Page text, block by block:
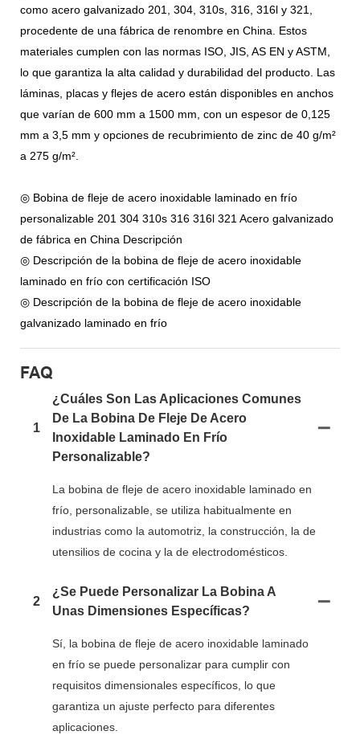
como acero galvanizado 201, 304, 310s, 316, 316l y 321,
procedente de una fábrica de renombre en China. Estos
materiales cumplen con las normas ISO, JIS, AS EN y ASTM,
lo que garantiza la alta calidad y durabilidad del producto. Las
láminas, placas y flejes de acero están disponibles en anchos
que varían de 600 mm a 1500 mm, con un espesor de 0,125
mm a 3,5 mm y opciones de recubrimiento de zinc de 40 g/m²
a 275 g/m².
◎ Bobina de fleje de acero inoxidable laminado en frío
personalizable 201 304 310s 316 316l 321 Acero galvanizado
de fábrica en China Descripción
◎ Descripción de la bobina de fleje de acero inoxidable
laminado en frío con certificación ISO
◎ Descripción de la bobina de fleje de acero inoxidable
galvanizado laminado en frío
FAQ
1
¿Cuáles Son Las Aplicaciones Comunes
De La Bobina De Fleje De Acero
Inoxidable Laminado En Frío
Personalizable?
La bobina de fleje de acero inoxidable laminado en
frío, personalizable, se utiliza habitualmente en
industrias como la automotriz, la construcción, la de
utensilios de cocina y la de electrodomésticos.
2
¿Se Puede Personalizar La Bobina A
Unas Dimensiones Específicas?
Sí, la bobina de fleje de acero inoxidable laminado
en frío se puede personalizar para cumplir con
requisitos dimensionales específicos, lo que
garantiza un ajuste perfecto para diferentes
aplicaciones.